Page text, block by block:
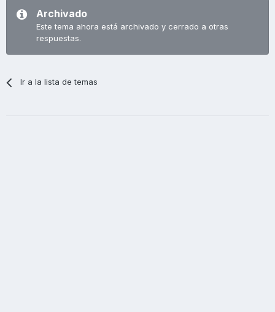
Archivado
Este tema ahora está archivado y cerrado a otras
respuestas.
Ir a la lista de temas